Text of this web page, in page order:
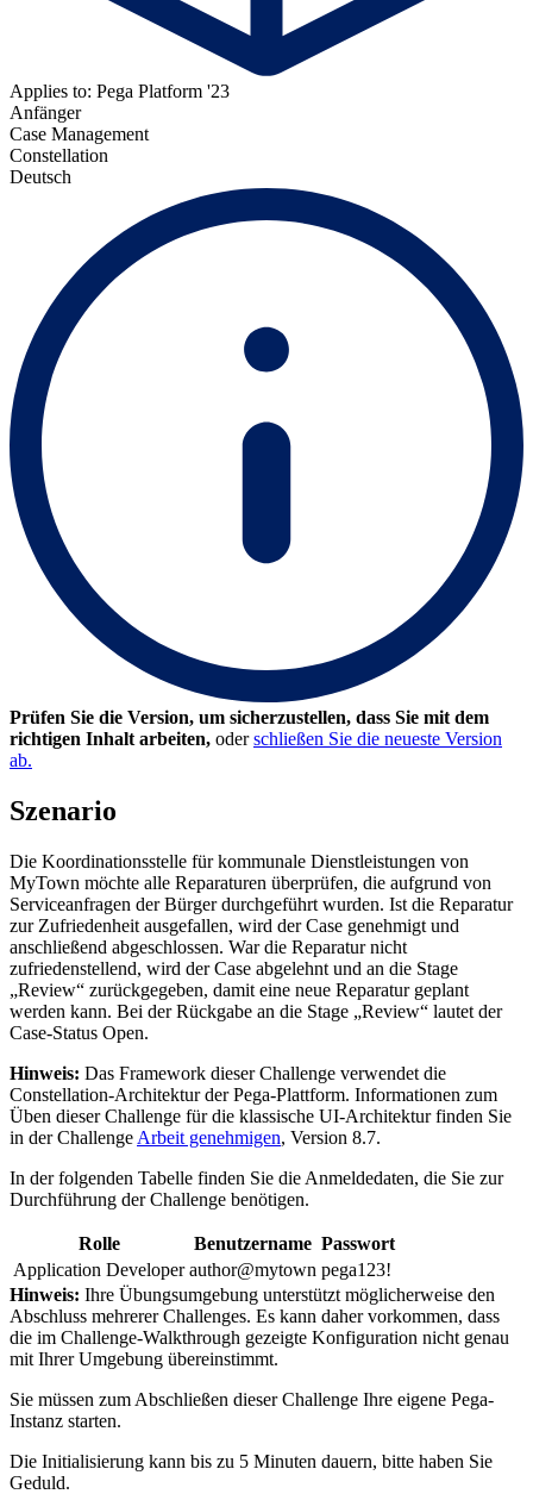
Applies to: Pega Platform '23
Anfänger
Case Management
Constellation
Deutsch
Prüfen Sie die Version, um sicherzustellen, dass Sie mit dem
richtigen Inhalt arbeiten, oderschließen Sie die neueste Version
ab.
Szenario
Die Koordinationsstelle für kommunale Dienstleistungen von
MyTown möchte alle Reparaturen überprüfen, die aufgrund von
Serviceanfragen der Bürger durchgeführt wurden. Ist die Reparatur
zur Zufriedenheit ausgefallen, wird der Case genehmigt und
anschließend abgeschlossen. War die Reparatur nicht
zufriedenstellend, wird der Case abgelehnt und an die Stage
„Review“ zurückgegeben, damit eine neue Reparatur geplant
werden kann. Bei der Rückgabe an die Stage „Review“ lautet der
Case-Status Open.
Hinweis: Das Framework dieser Challenge verwendet die
Constellation-Architektur der Pega-Plattform. Informationen zum
Üben dieser Challenge für die klassische UI-Architektur finden Sie
in der Challenge Arbeit genehmigen, Version 8.7.
In der folgenden Tabelle finden Sie die Anmeldedaten, die Sie zur
Durchführung der Challenge benötigen.
Rolle Benutzername Passwort
Application Developer author@mytown pega123!
Hinweis: Ihre Übungsumgebung unterstützt möglicherweise den
Abschluss mehrerer Challenges. Es kann daher vorkommen, dass
die im Challenge-Walkthrough gezeigte Konfiguration nicht genau
mit Ihrer Umgebung übereinstimmt.
Sie müssen zum Abschließen dieser Challenge Ihre eigene Pega-
Instanz starten.
Die Initialisierung kann bis zu 5 Minuten dauern, bitte haben Sie
Geduld.